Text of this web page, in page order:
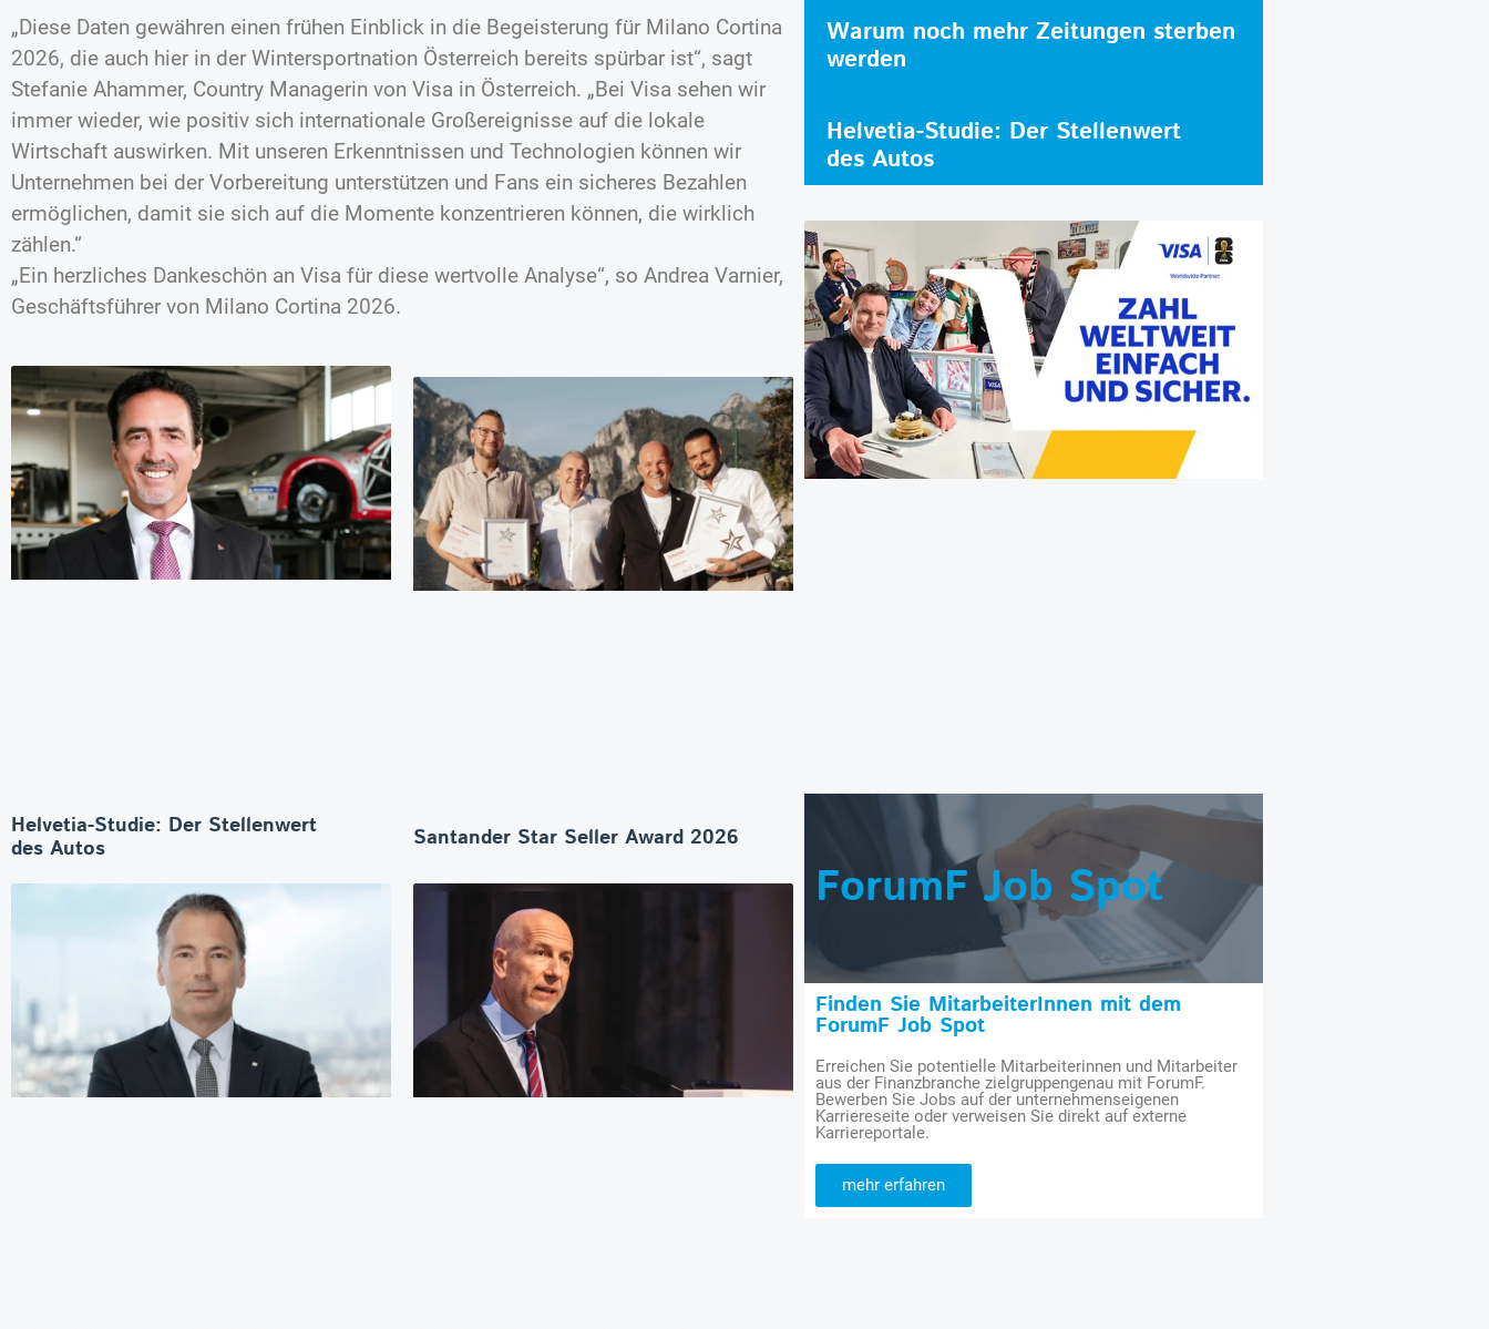
„Diese Daten gewähren einen frühen Einblick in die Begeisterung für Milano Cortina
2026, die auch hier in der Wintersportnation Österreich bereits spürbar ist“, sagt
Stefanie Ahammer, Country Managerin von Visa in Österreich. „Bei Visa sehen wir
immer wieder, wie positiv sich internationale Großereignisse auf die lokale
Wirtschaft auswirken. Mit unseren Erkenntnissen und Technologien können wir
Unternehmen bei der Vorbereitung unterstützen und Fans ein sicheres Bezahlen
ermöglichen, damit sie sich auf die Momente konzentrieren können, die wirklich
zählen.“
„Ein herzliches Dankeschön an Visa für diese wertvolle Analyse“, so Andrea Varnier,
Geschäftsführer von Milano Cortina 2026.
Helvetia-Studie: Der Stellenwert
des Autos
Santander Star Seller Award 2026
Warum noch mehr Zeitungen sterben
werden
Helvetia-Studie: Der Stellenwert
des Autos
ForumF Job Spot
Finden Sie MitarbeiterInnen mit dem
ForumF Job Spot
Erreichen Sie potentielle Mitarbeiterinnen und Mitarbeiter
aus der Finanzbranche zielgruppengenau mit ForumF.
Bewerben Sie Jobs auf der unternehmenseigenen
Karriereseite oder verweisen Sie direkt auf externe
Karriereportale.
mehr erfahren